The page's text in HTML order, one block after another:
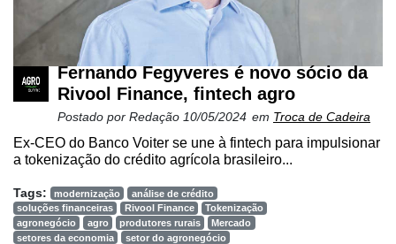
Fernando Fegyveres é novo sócio da
Rivool Finance, fintech agro
Postado por Redação 10/05/2024 em Troca de Cadeira
Ex-CEO do Banco Voiter se une à fintech para impulsionar
a tokenização do crédito agrícola brasileiro...
Tags: modernização
análise de crédito
soluções financeiras
Rivool Finance
Tokenização
agronegócio
agro produtores rurais
Mercado
setores da economia
setor do agronegócio